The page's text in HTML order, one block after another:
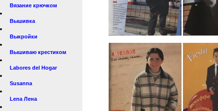
Вязание крючком
Вышивка
Выкройки
Вышиваю крестиком
Labores del Hogar
Susanna
Lena Лена